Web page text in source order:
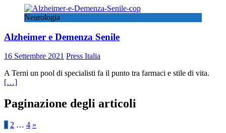
Neurologia
Alzheimer e Demenza Senile
16 Settembre 2021 Press Italia
A Terni un pool di specialisti fa il punto tra farmaci e stile di vita.
[…]
Paginazione degli articoli
1 2 … 4 »